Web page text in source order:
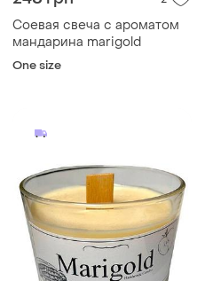
Соевая свеча с ароматом
мандарина marigold
One size